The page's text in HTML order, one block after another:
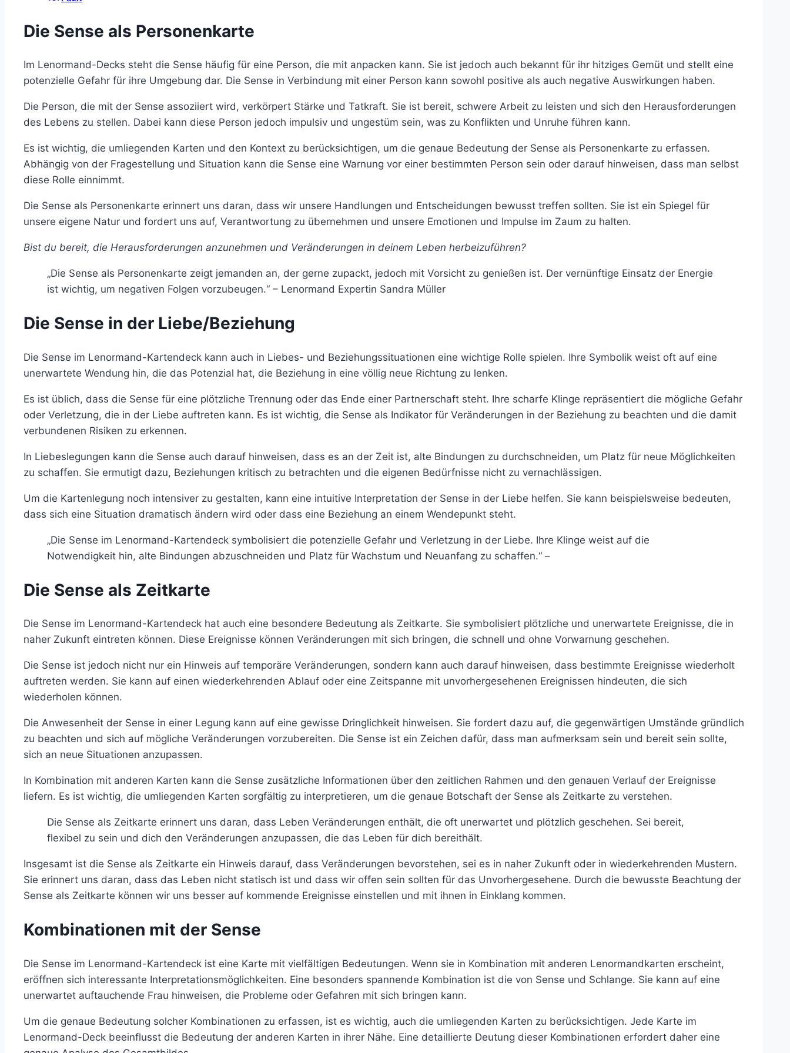
Die Sense als Personenkarte
Im Lenormand-Decks steht die Sense häufig für eine Person, die mit anpacken kann. Sie ist jedoch auch bekannt für ihr hitziges Gemüt und stellt eine
potenzielle Gefahr für ihre Umgebung dar. Die Sense in Verbindung mit einer Person kann sowohl positive als auch negative Auswirkungen haben.
Die Person, die mit der Sense assoziiert wird, verkörpert Stärke und Tatkraft. Sie ist bereit, schwere Arbeit zu leisten und sich den Herausforderungen
des Lebens zu stellen. Dabei kann diese Person jedoch impulsiv und ungestüm sein, was zu Konflikten und Unruhe führen kann.
Es ist wichtig, die umliegenden Karten und den Kontext zu berücksichtigen, um die genaue Bedeutung der Sense als Personenkarte zu erfassen.
Abhängig von der Fragestellung und Situation kann die Sense eine Warnung vor einer bestimmten Person sein oder darauf hinweisen, dass man selbst
diese Rolle einnimmt.
Die Sense als Personenkarte erinnert uns daran, dass wir unsere Handlungen und Entscheidungen bewusst treffen sollten. Sie ist ein Spiegel für
unsere eigene Natur und fordert uns auf, Verantwortung zu übernehmen und unsere Emotionen und Impulse im Zaum zu halten.
Bist du bereit, die Herausforderungen anzunehmen und Veränderungen in deinem Leben herbeizuführen?
„Die Sense als Personenkarte zeigt jemanden an, der gerne zupackt, jedoch mit Vorsicht zu genießen ist. Der vernünftige Einsatz der Energie
ist wichtig, um negativen Folgen vorzubeugen.“ – Lenormand Expertin Sandra Müller
Die Sense in der Liebe/Beziehung
Die Sense im Lenormand-Kartendeck kann auch in Liebes- und Beziehungssituationen eine wichtige Rolle spielen. Ihre Symbolik weist oft auf eine
unerwartete Wendung hin, die das Potenzial hat, die Beziehung in eine völlig neue Richtung zu lenken.
Es ist üblich, dass die Sense für eine plötzliche Trennung oder das Ende einer Partnerschaft steht. Ihre scharfe Klinge repräsentiert die mögliche Gefahr
oder Verletzung, die in der Liebe auftreten kann. Es ist wichtig, die Sense als Indikator für Veränderungen in der Beziehung zu beachten und die damit
verbundenen Risiken zu erkennen.
In Liebeslegungen kann die Sense auch darauf hinweisen, dass es an der Zeit ist, alte Bindungen zu durchschneiden, um Platz für neue Möglichkeiten
zu schaffen. Sie ermutigt dazu, Beziehungen kritisch zu betrachten und die eigenen Bedürfnisse nicht zu vernachlässigen.
Um die Kartenlegung noch intensiver zu gestalten, kann eine intuitive Interpretation der Sense in der Liebe helfen. Sie kann beispielsweise bedeuten,
dass sich eine Situation dramatisch ändern wird oder dass eine Beziehung an einem Wendepunkt steht.
„Die Sense im Lenormand-Kartendeck symbolisiert die potenzielle Gefahr und Verletzung in der Liebe. Ihre Klinge weist auf die
Notwendigkeit hin, alte Bindungen abzuschneiden und Platz für Wachstum und Neuanfang zu schaffen.“ –
Die Sense als Zeitkarte
Die Sense im Lenormand-Kartendeck hat auch eine besondere Bedeutung als Zeitkarte. Sie symbolisiert plötzliche und unerwartete Ereignisse, die in
naher Zukunft eintreten können. Diese Ereignisse können Veränderungen mit sich bringen, die schnell und ohne Vorwarnung geschehen.
Die Sense ist jedoch nicht nur ein Hinweis auf temporäre Veränderungen, sondern kann auch darauf hinweisen, dass bestimmte Ereignisse wiederholt
auftreten werden. Sie kann auf einen wiederkehrenden Ablauf oder eine Zeitspanne mit unvorhergesehenen Ereignissen hindeuten, die sich
wiederholen können.
Die Anwesenheit der Sense in einer Legung kann auf eine gewisse Dringlichkeit hinweisen. Sie fordert dazu auf, die gegenwärtigen Umstände gründlich
zu beachten und sich auf mögliche Veränderungen vorzubereiten. Die Sense ist ein Zeichen dafür, dass man aufmerksam sein und bereit sein sollte,
sich an neue Situationen anzupassen.
In Kombination mit anderen Karten kann die Sense zusätzliche Informationen über den zeitlichen Rahmen und den genauen Verlauf der Ereignisse
liefern. Es ist wichtig, die umliegenden Karten sorgfältig zu interpretieren, um die genaue Botschaft der Sense als Zeitkarte zu verstehen.
Die Sense als Zeitkarte erinnert uns daran, dass Leben Veränderungen enthält, die oft unerwartet und plötzlich geschehen. Sei bereit,
flexibel zu sein und dich den Veränderungen anzupassen, die das Leben für dich bereithält.
Insgesamt ist die Sense als Zeitkarte ein Hinweis darauf, dass Veränderungen bevorstehen, sei es in naher Zukunft oder in wiederkehrenden Mustern.
Sie erinnert uns daran, dass das Leben nicht statisch ist und dass wir offen sein sollten für das Unvorhergesehene. Durch die bewusste Beachtung der
Sense als Zeitkarte können wir uns besser auf kommende Ereignisse einstellen und mit ihnen in Einklang kommen.
Kombinationen mit der Sense
Die Sense im Lenormand-Kartendeck ist eine Karte mit vielfältigen Bedeutungen. Wenn sie in Kombination mit anderen Lenormandkarten erscheint,
eröffnen sich interessante Interpretationsmöglichkeiten. Eine besonders spannende Kombination ist die von Sense und Schlange. Sie kann auf eine
unerwartet auftauchende Frau hinweisen, die Probleme oder Gefahren mit sich bringen kann.
Um die genaue Bedeutung solcher Kombinationen zu erfassen, ist es wichtig, auch die umliegenden Karten zu berücksichtigen. Jede Karte im
Lenormand-Deck beeinflusst die Bedeutung der anderen Karten in ihrer Nähe. Eine detaillierte Deutung dieser Kombinationen erfordert daher eine